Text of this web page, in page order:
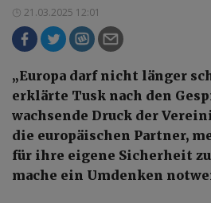
21.03.2025 12:01
„Europa darf nicht länger
erklärte Tusk nach den
wachsende Druck der
die europäischen Partner,
für ihre eigene Sicherheit
mache ein Umdenken